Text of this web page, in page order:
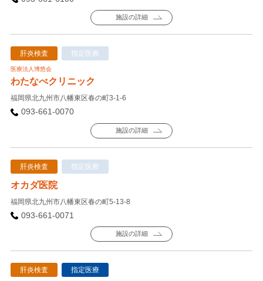
施設の詳細
肝炎検査 指定医療
医療法人博悠会
わたなべクリニック
福岡県北九州市八幡東区春の町3-1-6
093-661-0070
施設の詳細
肝炎検査 指定医療
オカダ医院
福岡県北九州市八幡東区春の町5-13-8
093-661-0071
施設の詳細
肝炎検査 指定医療